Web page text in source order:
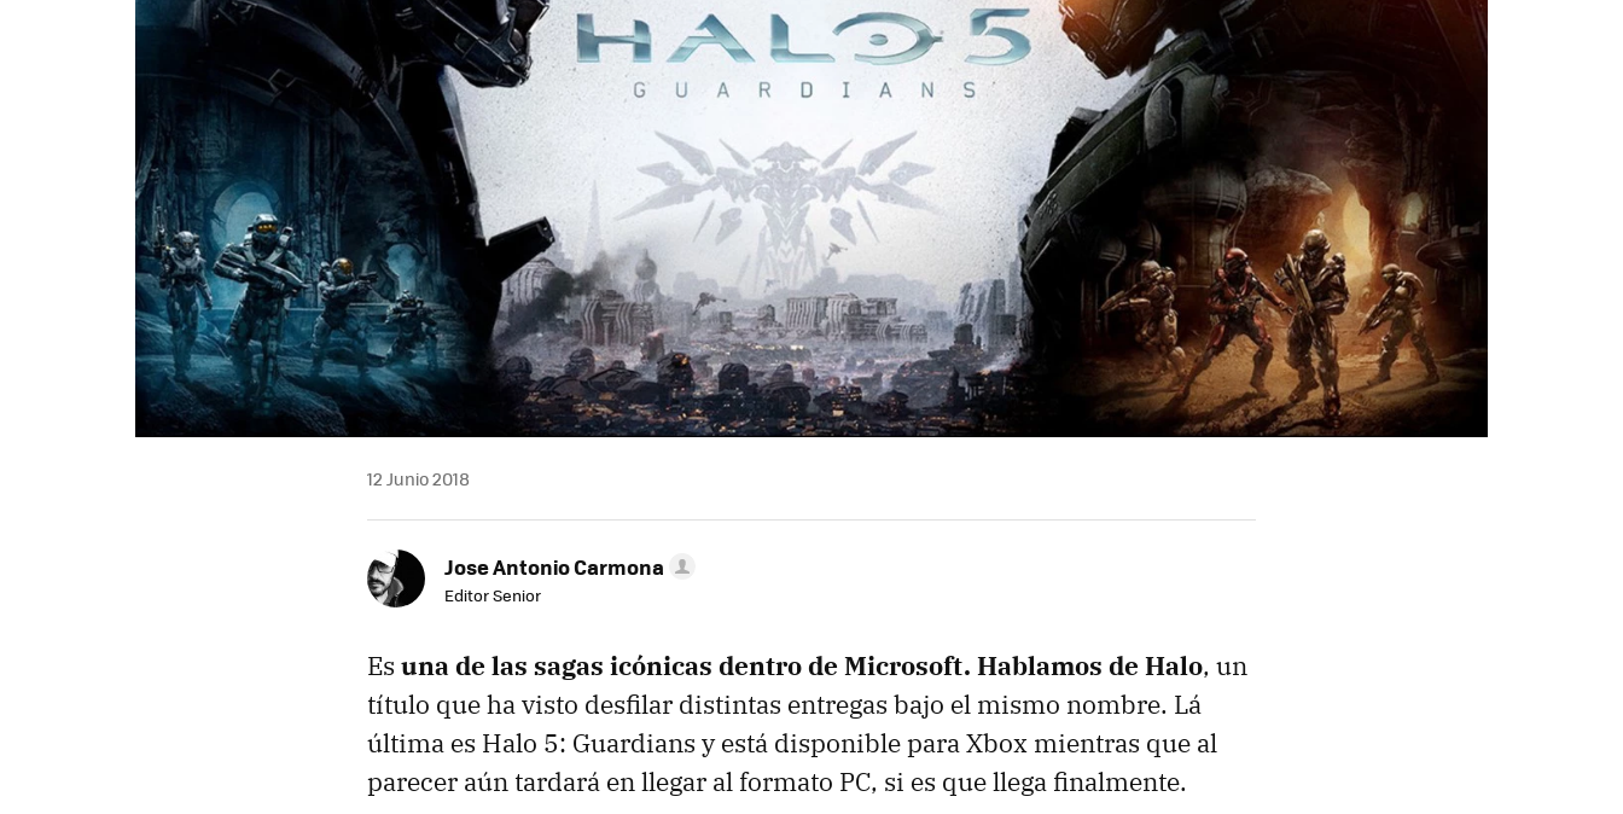
12 Junio 2018
Jose Antonio Carmona
Editor Senior
Es una de las sagas icónicas dentro de Microsoft. Hablamos de Halo, un
título que ha visto desfilar distintas entregas bajo el mismo nombre. Lá
última es Halo 5: Guardians y está disponible para Xbox mientras que al
parecer aún tardará en llegar al formato PC, si es que llega finalmente.